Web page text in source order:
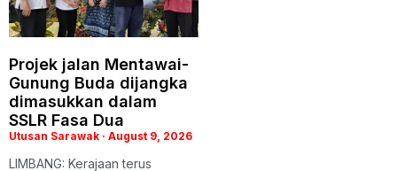
Projek jalan Mentawai-
Gunung Buda dijangka
dimasukkan dalam
SSLR Fasa Dua
Utusan Sarawak August 9, 2026
LIMBANG: Kerajaan terus